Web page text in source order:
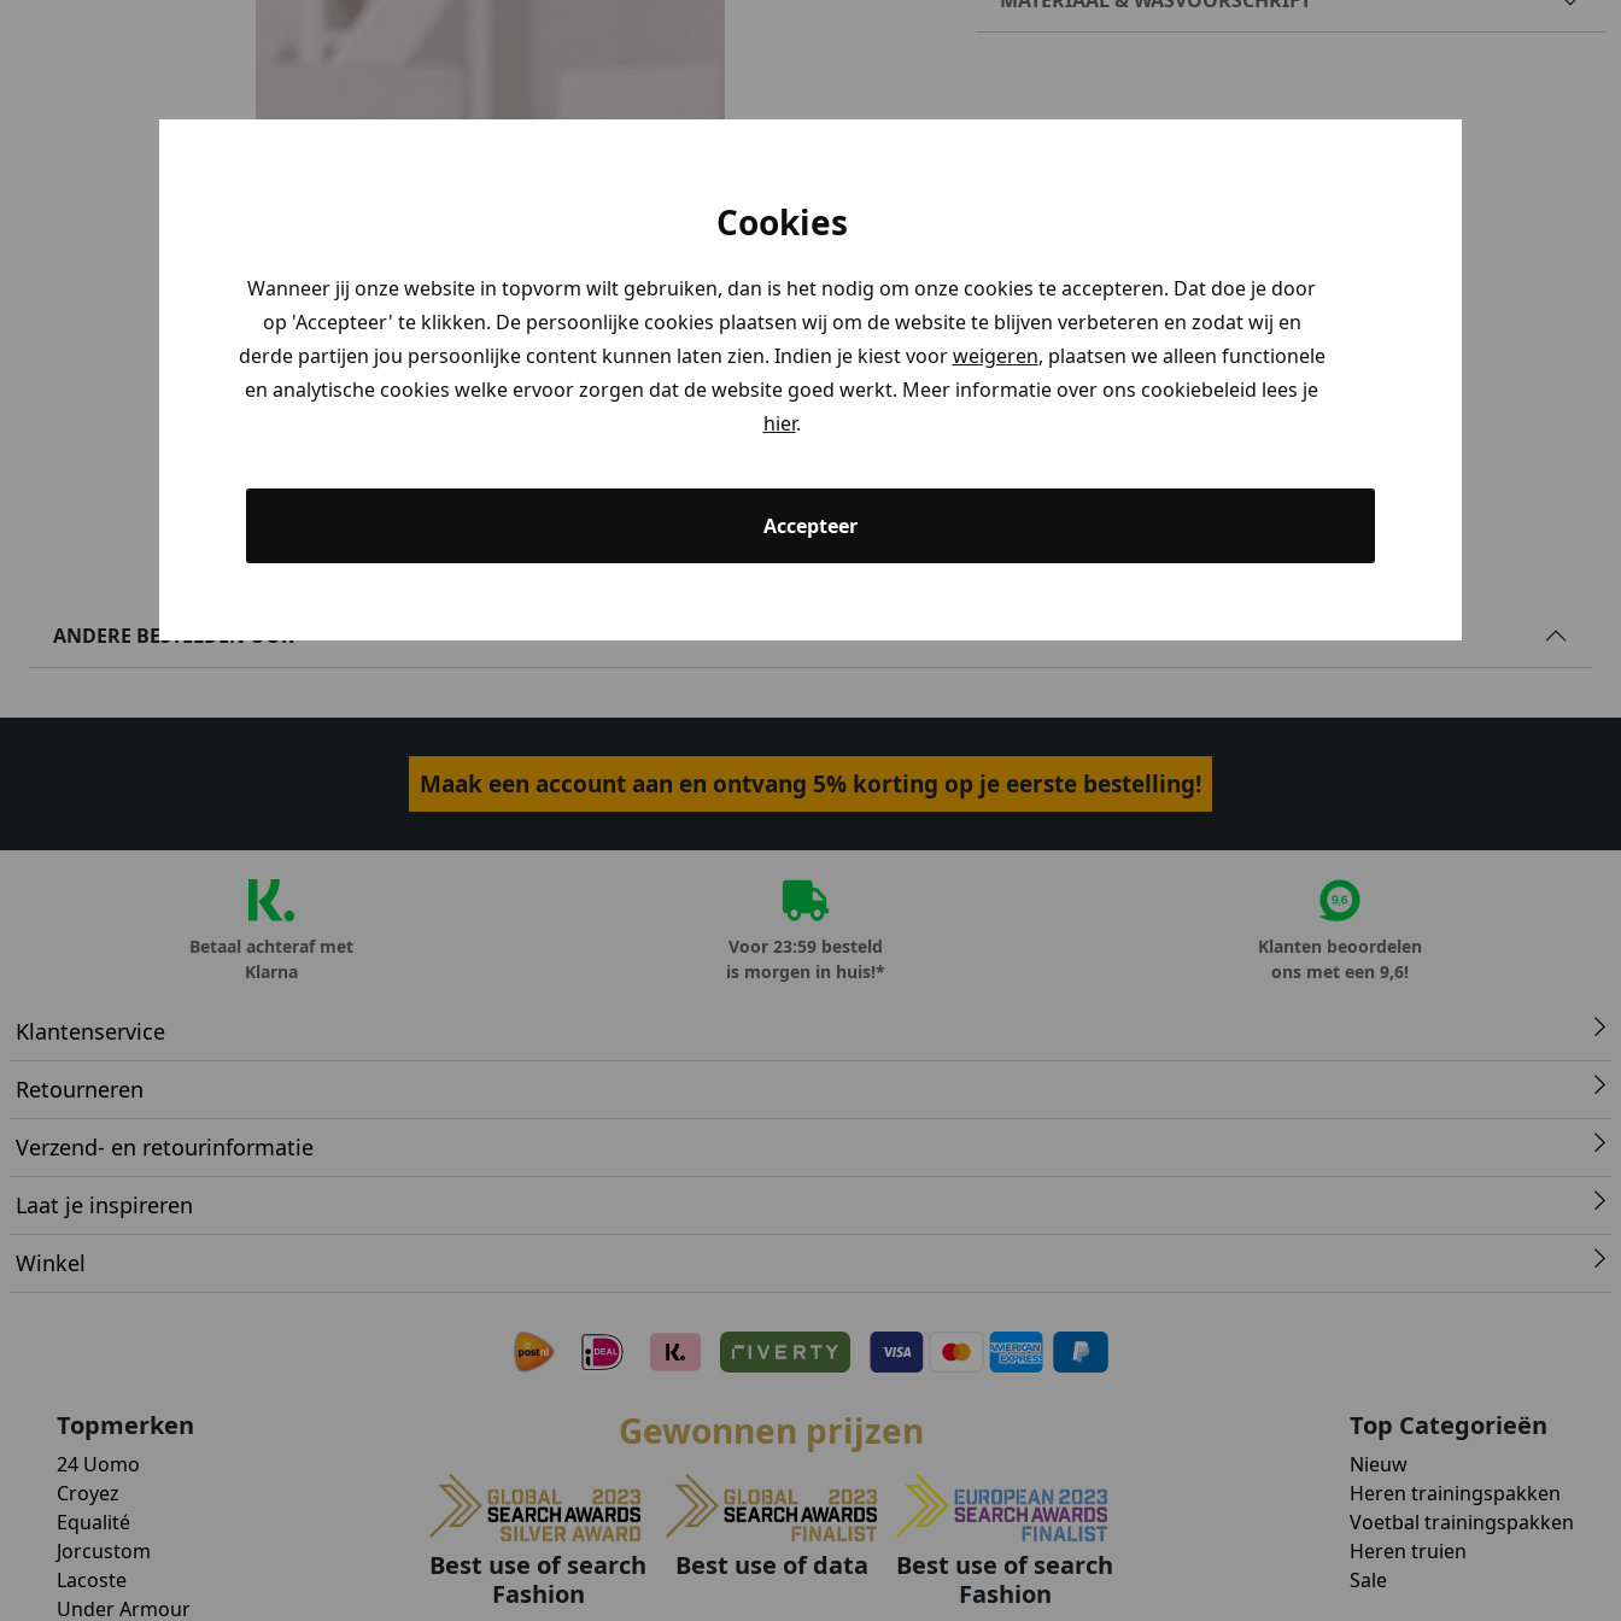
Cookies
Wanneer jij onze website in topvorm wilt gebruiken, dan is het nodig om onze cookies te accepteren. Dat doe je door
op 'Accepteer' te klikken. De persoonlijke cookies plaatsen wij om de website te blijven verbeteren en zodat wij en
derde partijen jou persoonlijke content kunnen laten zien. Indien je kiest voorweigeren, plaatsen we alleen functionele
en analytische cookies welke ervoor zorgen dat de website goed werkt. Meer informatie over ons cookiebeleid lees je
hier.
Accepteer
ANDERE BESTELDEN OOK
Maak een account aan en ontvang 5% korting op je eerste bestelling!
Betaal achteraf met
Klarna
Voor 23:59 besteld
is morgen in huis!*
Klanten beoordelen
ons met een 9,6!
Klantenservice
Retourneren
Verzend- en retourinformatie
Laat je inspireren
Winkel
Topmerken
24 Uomo
Croyez
Equalité
Jorcustom
Lacoste
Under Armour
Gewonnen prijzen
Best use of search
Fashion
Best use of data
Best use of search
Fashion
Top Categorieën
Nieuw
Heren trainingspakken
Voetbal trainingspakken
Heren truien
Sale